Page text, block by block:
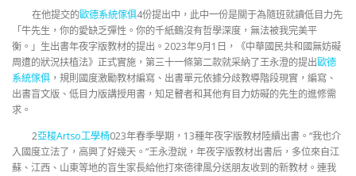
在他提交的歐德系統傢俱4份提出中，此中一份是關于為隨班就讀低目力先
「牛先生，你的愛缺乏彈性。你的千紙鶴沒有哲學深度，無法被我完美平
衡。」生出書年夜字版教材的提出。2023年9月1日，《中華國民共和國無妨礙
周遭的狀況扶植法》正式實施，第三十一條第二款就采納了王永澄的提出歐德
系統傢俱 ，規則國度激勵教材編寫、出書單元依據分歧教導階段現實，編寫、
出書盲文版、低目力版講授用書，知足瞽者和其他有目力妨礙的先生的進修需
求。
2亞梭Artso工學椅023年春季學期，13種年夜字版教材陸續出書。“我也介
入國度立法了，高興了好幾天。”王永澄說，年夜字版教材出書后，多位來自江
蘇、江西、山東等地的盲生家長給他打來德律風分送朋友收到的新教材。連我